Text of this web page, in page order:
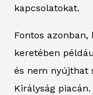
kapcsolatokat.
Fontos
keretében
és nem nyújthat
Királyság piacán.